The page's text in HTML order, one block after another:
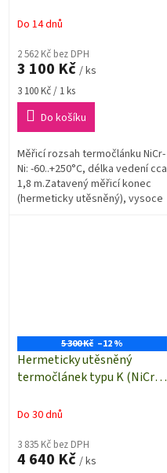
izolací | volné konce | 1,8
Do 14 dnů
2 562 Kč bez DPH
3 100 Kč / ks
Měrná
cena:
3 100 Kč / 1 ks
Do košíku
Měřicí rozsah termočlánku NiCr-
Ni: -60..+250°C, délka vedení cca
1,8 m.Zatavený měřicí konec
(hermeticky utěsněný), vysoce
5 300 Kč –12 %
Hermeticky utěsněný
termočlánek typu K (NiCr-
izolací | miniaturní
Do 30 dnů
3 835 Kč bez DPH
4 640 Kč / ks